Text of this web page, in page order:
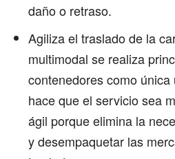
daño o retraso.
Agiliza el traslado de la
multimodal se realiza
contenedores como
hace que el servicio sea
ágil porque elimina la
y desempaquetar las